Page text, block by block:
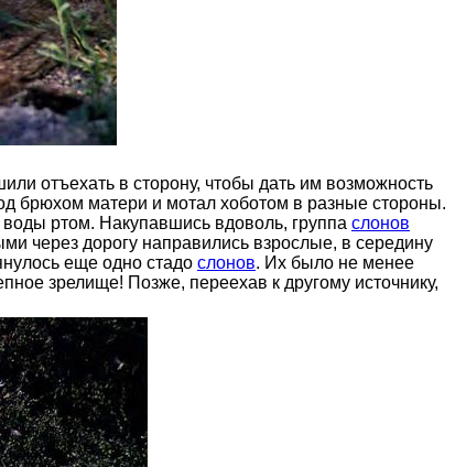
отъехать в сторону, чтобы дать им возможность
брюхом матери и мотал хоботом в разные стороны.
воды ртом. Накупавшись вдоволь, группа слонов
через дорогу направились взрослые, в середину
еще одно стадо слонов. Их было не менее
зрелище! Позже, переехав к другому источнику,